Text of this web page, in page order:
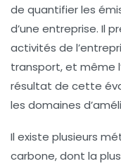
de quantifier les
d’une entreprise. Il
activités de
transport, et même
résultat de cette
les domaines
Il existe plusieurs
carbone, dont la